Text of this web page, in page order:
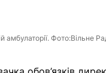
амбулаторії. Фото:Вільне